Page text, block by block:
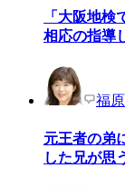
「大阪地
相応の指導
福
元王者の弟
した兄が思